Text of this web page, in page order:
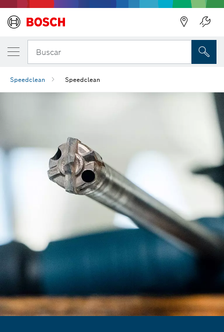
Buscar
Speedclean Speedclean